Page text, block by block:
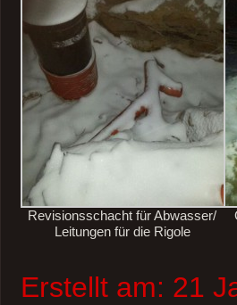
Revisionsschacht für Abwasser/
Leitungen für die Rigole
Erstellt am: 21